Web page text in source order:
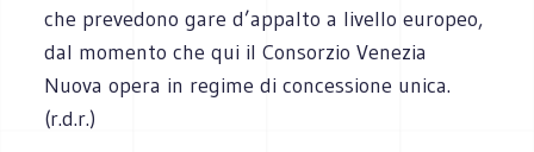
che prevedono gare d’appalto a livello europeo,
dal momento che qui il Consorzio Venezia
Nuova opera in regime di concessione unica.
(r.d.r.)